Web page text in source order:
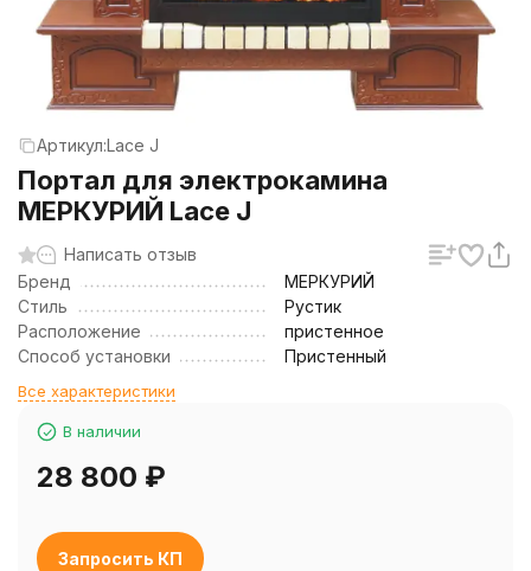
Артикул:Lace J
Портал для электрокамина
МЕРКУРИЙ Lace J
Написать отзыв
Бренд
МЕРКУРИЙ
Стиль
Рустик
Расположение
пристенное
Способ установки
Пристенный
Все характеристики
В наличии
28 800 ₽
Запросить КП